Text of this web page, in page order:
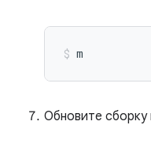
m
Обновите сборку